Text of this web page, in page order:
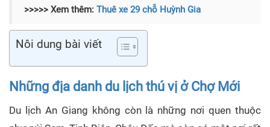
>>>>> Xem thêm: Thuê xe 29 chỗ Huỳnh Gia
Nôi dung bài viết
Những địa danh du lịch thú vị ở Chợ Mới
Du lịch An Giang không còn là những nơi quen thuộc